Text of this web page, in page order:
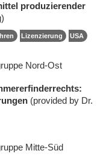
produzierender
Lizenzierung
USA
Nord-Ost
(provided by Dr.
Mitte-Süd